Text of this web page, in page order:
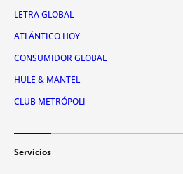
LETRA GLOBAL
ATLÁNTICO HOY
CONSUMIDOR GLOBAL
HULE & MANTEL
CLUB METRÓPOLI
Servicios